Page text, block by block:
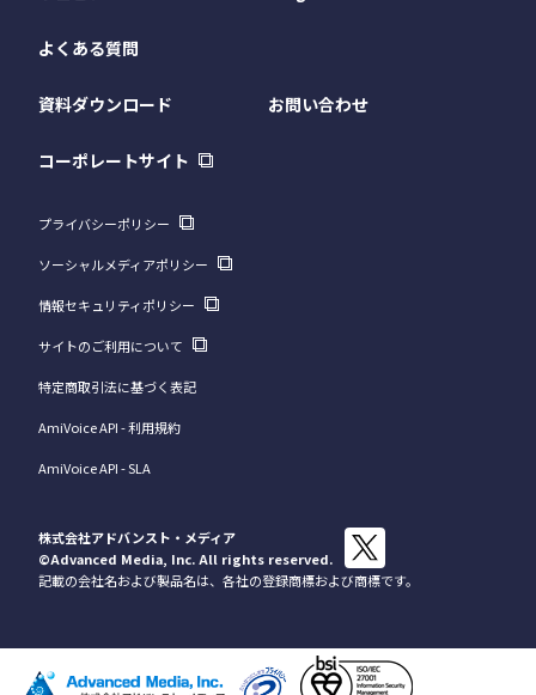
よくある質問
資料ダウンロード お問い合わせ
コーポレートサイト
プライバシーポリシー
ソーシャルメディアポリシー
情報セキュリティポリシー
サイトのご利用について
特定商取引法に基づく表記
AmiVoice API - 利用規約
AmiVoice API - SLA
株式会社アドバンスト・メディア
©Advanced Media, Inc.All rights reserved.
記載の会社名および製品名は、各社の登録商標および商標です。